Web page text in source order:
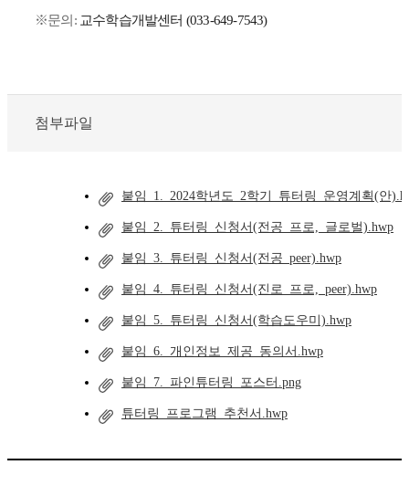
※문의: 교수학습개발센터 (033-649-7543)
첨부파일
붙임_1._2024학년도_2학기_튜터링_운영계획(안
붙임_2._튜터링_신청서(전공_프로,_글로벌).hwp
붙임_3._튜터링_신청서(전공_peer).hwp
붙임_4._튜터링_신청서(진로_프로,_peer).hwp
붙임_5._튜터링_신청서(학습도우미).hwp
붙임_6._개인정보_제공_동의서.hwp
붙임_7._파인튜터링_포스터.png
튜터링_프로그램_추천서.hwp